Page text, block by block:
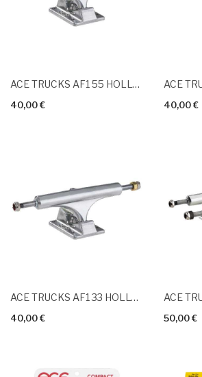
ACE TRUCKS AF1 55 HOLLOW Polished
40,00 € 40,00 €
ACE TRUCKS AF1 33 HOLLOW Polished
40,00 € 50,00 €